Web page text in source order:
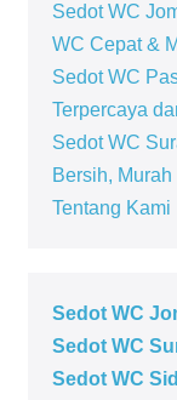
Sedot WC
WC Cepat &
Sedot WC
Terpercaya
Sedot WC
Bersih, Murah
Tentang Kami
Sedot WC
Sedot WC
Sedot WC